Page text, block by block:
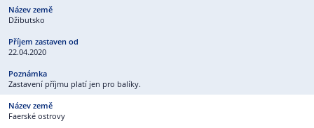
Džibutsko
22.04.2020
Zastavení příjmu platí jen pro balíky.
Faerské ostrovy